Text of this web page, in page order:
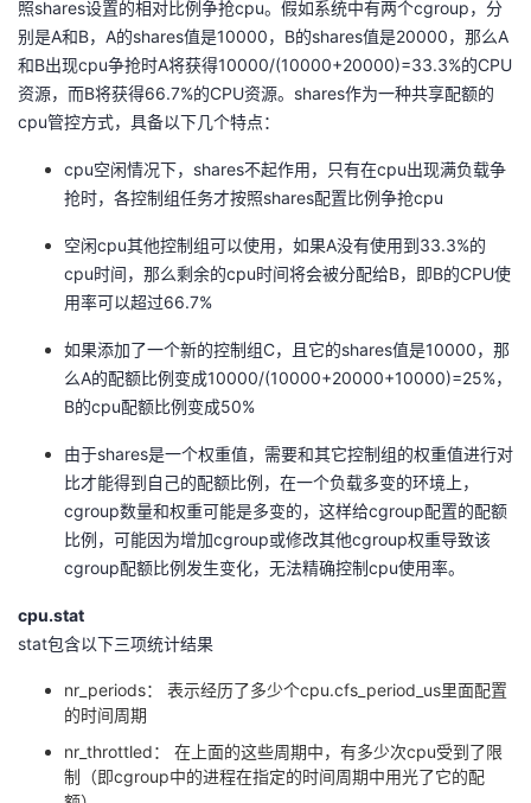
照shares设置的相对比例争抢cpu。假如系统中有两个cgroup，分
别是A和B，A的shares值是10000，B的shares值是20000，那么A
和B出现cpu争抢时A将获得10000/(10000+20000)=33.3%的CPU
资源，而B将获得66.7%的CPU资源。shares作为一种共享配额的
cpu管控方式，具备以下几个特点：
cpu空闲情况下，shares不起作用，只有在cpu出现满负载争
抢时，各控制组任务才按照shares配置比例争抢cpu
空闲cpu其他控制组可以使用，如果A没有使用到33.3%的
cpu时间，那么剩余的cpu时间将会被分配给B，即B的CPU使
用率可以超过66.7%
如果添加了一个新的控制组C，且它的shares值是10000，那
么A的配额比例变成10000/(10000+20000+10000)=25%，
B的cpu配额比例变成50%
由于shares是一个权重值，需要和其它控制组的权重值进行对
比才能得到自己的配额比例，在一个负载多变的环境上，
cgroup数量和权重可能是多变的，这样给cgroup配置的配额
比例，可能因为增加cgroup或修改其他cgroup权重导致该
cgroup配额比例发生变化，无法精确控制cpu使用率。
cpu.stat
stat包含以下三项统计结果
nr_periods： 表示经历了多少个cpu.cfs_period_us里面配置
的时间周期
nr_throttled： 在上面的这些周期中，有多少次cpu受到了限
制（即cgroup中的进程在指定的时间周期中用光了它的配